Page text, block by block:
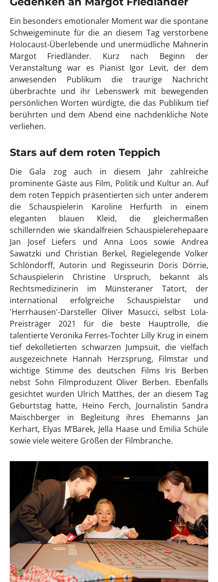
Ein besonders emotionaler Moment war die spontane
Schweigeminute für die an diesem Tag verstorbene
Holocaust-Überlebende und unermüdliche Mahnerin
Margot Friedländer. Kurz nach Beginn der
Veranstaltung war es Pianist Igor Levit, der dem
anwesenden Publikum die traurige Nachricht
überbrachte und ihr Lebenswerk mit bewegenden
persönlichen Worten würdigte, die das Publikum tief
berührten und dem Abend eine nachdenkliche Note
verliehen.
Stars auf dem roten Teppich
Die Gala zog auch in diesem Jahr zahlreiche
prominente Gäste aus Film, Politik und Kultur an. Auf
dem roten Teppich präsentierten sich unter anderem
die Schauspielerin Karoline Herfurth in einem
eleganten blauen Kleid, die gleichermaßen
schillernden wie skandalfreien Schauspielerehepaare
Jan Josef Liefers und Anna Loos sowie Andrea
Sawatzki und Christian Berkel, Regielegende Volker
Schlöndorff, Autorin und Regisseurin Doris Dörrie,
Schauspielerin Christine Urspruch, bekannt als
Rechtsmedizinerin im Münsteraner Tatort, der
international erfolgreiche Schauspielstar und
'Herrhausen'-Darsteller Oliver Masucci, selbst Lola-
Preisträger 2021 für die beste Hauptrolle, die
talentierte Veronika Ferres-Tochter Lilly Krug in einem
tief dekolletierten schwarzen Jumpsuit, die vielfach
ausgezeichnete Hannah Herzsprung, Filmstar und
wichtige Stimme des deutschen Films Iris Berben
nebst Sohn Filmproduzent Oliver Berben. Ebenfalls
gesichtet wurden Ulrich Matthes, der an diesem Tag
Geburtstag hatte, Heino Ferch, Journalistin Sandra
Maischberger in Begleitung ihres Ehemanns Jan
Kerhart, Elyas M’Barek, Jella Haase und Emilia Schüle
sowie viele weitere Größen der Filmbranche.